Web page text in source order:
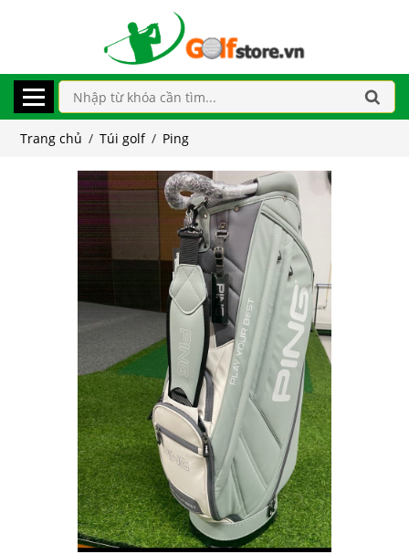
Trang chủ / Túi golf / Ping